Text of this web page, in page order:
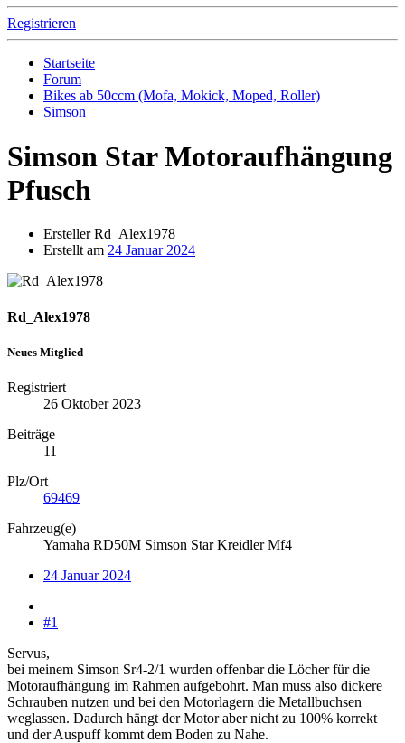
Registrieren
Startseite
Forum
Bikes ab 50ccm (Mofa, Mokick, Moped, Roller)
Simson
Simson Star Motoraufhängung
Pfusch
ErstellerRd_Alex1978
Erstellt am 24 Januar 2024
Rd_Alex1978
Neues Mitglied
Registriert
26 Oktober 2023
Beiträge
11
Plz/Ort
69469
Fahrzeug(e)
Yamaha RD50M Simson Star Kreidler Mf4
24 Januar 2024
#1
Servus,
bei meinem Simson Sr4-2/1 wurden offenbar die Löcher für die
Motoraufhängung im Rahmen aufgebohrt. Man muss also dickere
Schrauben nutzen und bei den Motorlagern die Metallbuchsen
weglassen. Dadurch hängt der Motor aber nicht zu 100% korrekt
und der Auspuff kommt dem Boden zu Nahe.